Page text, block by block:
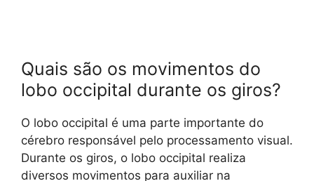
Quais são os movimentos do
lobo occipital durante os giros?
O lobo occipital é uma parte importante do
cérebro responsável pelo processamento visual.
Durante os giros, o lobo occipital realiza
diversos movimentos para auxiliar na